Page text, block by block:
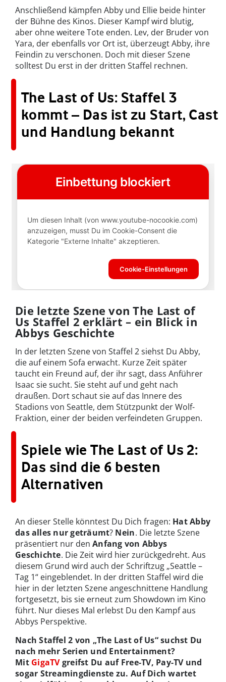
Anschließend kämpfen Abby und Ellie beide hinter
der Bühne des Kinos. Dieser Kampf wird blutig,
aber ohne weitere Tote enden. Lev, der Bruder von
Yara, der ebenfalls vor Ort ist, überzeugt Abby, ihre
Feindin zu verschonen. Doch mit dieser Szene
solltest Du erst in der dritten Staffel rechnen.
The Last of Us: Staffel 3
kommt – Das ist zu Start, Cast
und Handlung bekannt
Die letzte Szene von The Last of
Us Staffel 2 erklärt – ein Blick in
Abbys Geschichte
In der letzten Szene von Staffel 2 siehst Du Abby,
die auf einem Sofa erwacht. Kurze Zeit später
taucht ein Freund auf, der ihr sagt, dass Anführer
Isaac sie sucht. Sie steht auf und geht nach
draußen. Dort schaut sie auf das Innere des
Stadions von Seattle, dem Stützpunkt der Wolf-
Fraktion, einer der beiden verfeindeten Gruppen.
Spiele wie The Last of Us 2:
Das sind die 6 besten
Alternativen
An dieser Stelle könntest Du Dich fragen: Hat Abby
dasalles nur geträumt? Nein. Die letzte Szene
präsentiert nur den Anfang von Abbys
Geschichte. Die Zeit wird hier zurückgedreht. Aus
diesem Grund wird auch der Schriftzug „Seattle –
Tag 1“ eingeblendet. In der dritten Staffel wird die
hier in der letzten Szene angeschnittene Handlung
fortgesetzt, bis sie erneut zum Showdown im Kino
führt. Nur dieses Mal erlebst Du den Kampf aus
Abbys Perspektive.
Nach Staffel 2 von „The Last of Us“ suchst Du
nach mehr Serien und Entertainment?
Mit GigaTVgreifst Du auf Free-TV, Pay-TV und
sogar Streamingdienste zu. Auf Dich wartet